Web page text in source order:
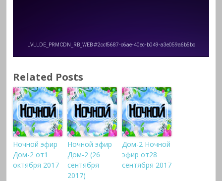
Related Posts
Ночной эфир
Дом-2 от1
октября 2017
Ночной эфир
Дом-2 (26
сентября
2017)
Дом-2 Ночной
эфир от28
сентября 2017